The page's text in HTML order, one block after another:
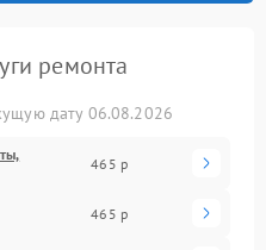
ремонта
дату 06.08.2026
465 р
465 р